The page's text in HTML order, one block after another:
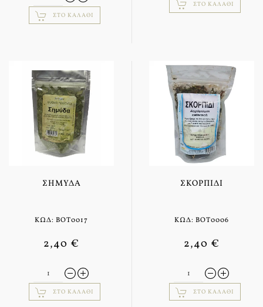
ΣΤΟ ΚΑΛΆΘΙ
ΣΤΟ ΚΑΛΆΘΙ
ΣΗΜΎΔΑ
ΚΩΔ: BOT0017
2,40 €
ΣΤΟ ΚΑΛΆΘΙ
ΣΚΟΡΠΊΔΙ
ΚΩΔ: BOT0006
2,40 €
ΣΤΟ ΚΑΛΆΘΙ